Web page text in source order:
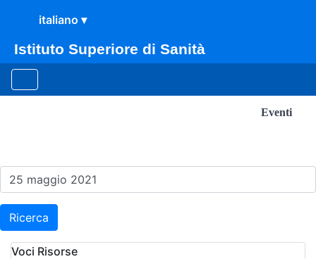
Istituto Superiore di Sanità
Eventi
Ricerca
Voci Risorse